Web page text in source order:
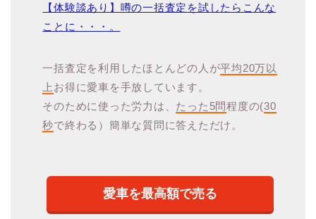
【体験談あり】噂の一括査定を試したらこんな
ことに・・・。
一括査定を利用したほとんどの人が平均20万以
上 お得に愛車を手放しています。
そのために使った労力は、 たった5問程度の(30
秒で終わる）簡単な質問に答えただけ。
愛車を最高額で売る